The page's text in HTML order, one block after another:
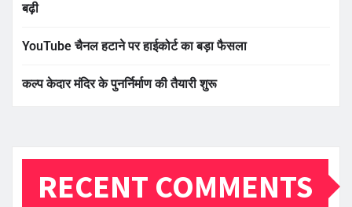
बढ़ी
YouTube चैनल हटाने पर हाईकोर्ट का बड़ा फैसला
कल्प केदार मंदिर के पुनर्निर्माण की तैयारी शुरू
RECENT COMMENTS